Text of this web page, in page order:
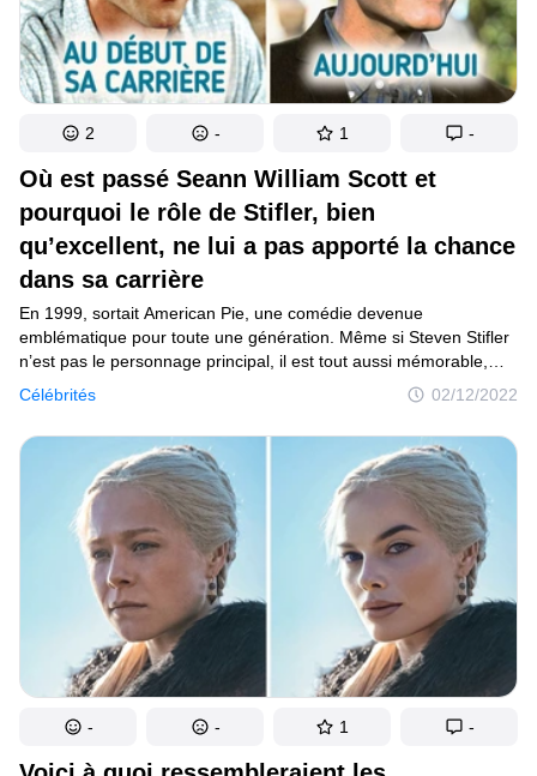
Où est passé Seann William Scott et
pourquoi le rôle de Stifler, bien
qu’excellent, ne lui a pas apporté la chance
dans sa carrière
Célébrités 02/12/2022
En 1999, sortait American Pie, une comédie devenue
emblématique pour toute une génération. Même si Steven Stifler
n’est pas le personnage principal, il est tout aussi mémorable,
sinon plus, que les personnages principaux du film. Seann
William Scott, qui jouait ce type insolent mais généralement
inoffensif, est devenu une star instantanée. Le jeune acteur
semblait avoir une grande carrière devant lui. Il a eu 45 ans
l’année dernière et nous voulons savoir pourquoi il n’est pas
apparu sur le grand écran depuis un certain temps.
2 - 1 -
- - 1 -